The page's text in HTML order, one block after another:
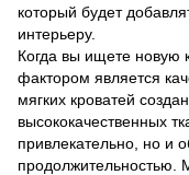
который будет
интерьеру.
Когда вы ищете новую
фактором является
мягких кроватей
высококачественных
привлекательно, но и
продолжительностью.